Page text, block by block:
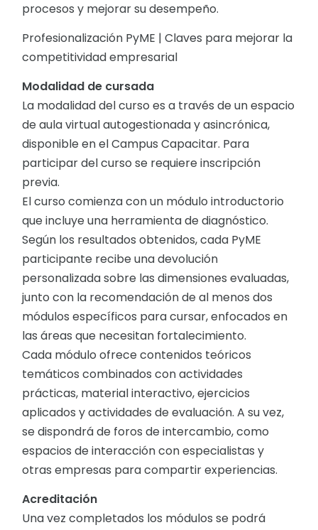
procesos y mejorar su desempeño.
Profesionalización PyME | Claves para mejorar la
competitividad empresarial
Modalidad de cursada
La modalidad del curso es a través de un espacio
de aula virtual autogestionada y asincrónica,
disponible en el Campus Capacitar. Para
participar del curso se requiere inscripción
previa.
El curso comienza con un módulo introductorio
que incluye una herramienta de diagnóstico.
Según los resultados obtenidos, cada PyME
participante recibe una devolución
personalizada sobre las dimensiones evaluadas,
junto con la recomendación de al menos dos
módulos específicos para cursar, enfocados en
las áreas que necesitan fortalecimiento.
Cada módulo ofrece contenidos teóricos
temáticos combinados con actividades
prácticas, material interactivo, ejercicios
aplicados y actividades de evaluación. A su vez,
se dispondrá de foros de intercambio, como
espacios de interacción con especialistas y
otras empresas para compartir experiencias.
Acreditación
Una vez completados los módulos se podrá